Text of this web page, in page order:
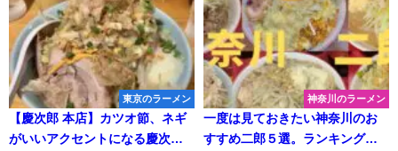
東京のラーメン
【慶次郎 本店】カツオ節、ネギ
がいいアクセントになる慶次郎
神奈川のラーメン
一度は見ておきたい神奈川のお
すすめ二郎５選。ランキングで